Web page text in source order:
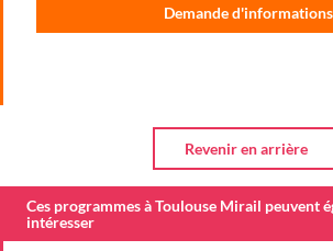
Ces programmes à Toulouse Mirail peuvent
intéresser